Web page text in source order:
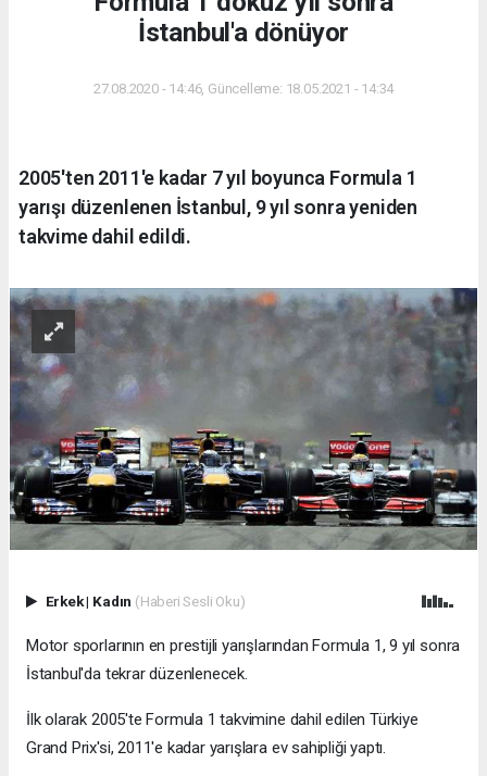
İstanbul'a dönüyor
27.08.2020 - 14:46, Güncelleme: 18.05.2021 - 14:34
2005'ten 2011'e kadar 7 yıl boyunca Formula 1
yarışı düzenlenen İstanbul, 9 yıl sonra yeniden
takvime dahil edildi.
Erkek| Kadın (Haberi Sesli Oku)
Motor sporlarının en prestijli yarışlarından Formula 1, 9 yıl sonra
İstanbul'da tekrar düzenlenecek.
İlk olarak 2005'te Formula 1 takvimine dahil edilen Türkiye
Grand Prix'si, 2011'e kadar yarışlara ev sahipliği yaptı.